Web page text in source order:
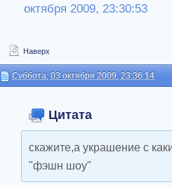
октября 2009, 23:30:53
Наверх
Суббота, 03 октября 2009, 23:36:14
Цитата
скажите,а украшение с
"фэшн шоу"